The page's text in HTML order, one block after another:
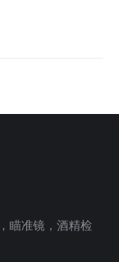
瞄准镜，酒精检